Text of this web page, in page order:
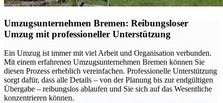
Umzugsunternehmen Bremen: Reibungsloser
Umzug mit professioneller Unterstützung
Ein Umzug ist immer mit viel Arbeit und Organisation verbunden.
Mit einem erfahrenen Umzugsunternehmen Bremen können Sie
diesen Prozess erheblich vereinfachen. Professionelle Unterstützung
sorgt dafür, dass alle Details – von der Planung bis zur endgültigen
Übergabe – reibungslos ablaufen und Sie sich auf das Wesentliche
konzentrieren können.